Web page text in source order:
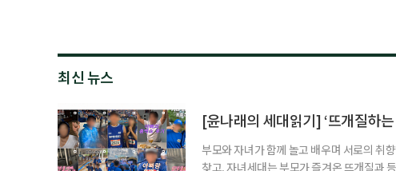
최신 뉴스
[윤나래의 세대읽기] ‘뜨개질하
부모와 자녀가 함께 놀고 배우며 서로의 취
찾고, 자녀세대는 부모가 즐겨온 뜨개질과